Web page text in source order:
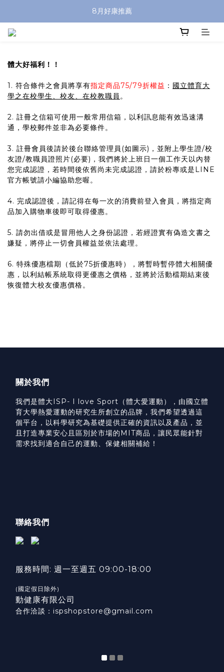
8月好康推薦
體大好福利！！
1. 符合條件之會員將享有指定商品75/79折權益 ： 國立體育大
學之在校學生、校友、在校教職員 。
2. 註冊之信箱可使用一般常用信箱，以利訊息能有效迅速溝
通，學校郵件並非為必要條件。
3. 註冊會員後請於後台聯絡管理員(如圖示)，並附上學生證/校
友證/教職員證照片(必要)，我們將於上班日一個工作天以內替
您完成認證，若時間後依舊尚未完成認證，請於粉專或是LINE
官方帳號請小編協助您喔。
4. 完成認證後，請記得在每一次的消費前登入會員，將指定商
品加入購物車後即可取得優惠。
5. 請勿出借或是冒用他人之身份認證，若經證實有偽造文書之
嫌疑，將停止一切會員權益並依法處理。
6. 特殊優惠檔期（低於75折優惠時），將暫時暫停體大相關優
惠，以利結帳系統取得更優惠之價格，並將於活動檔期結束後
恢復體大校友優惠價格。
關於我們
我們是體大ISP- I love Sport（體大愛運動），由國立體
育大學熱愛運動的研究生所創立的品牌，我們希望透過這
個平台，以科學研究為基礎提供正確的資訊以及產品，並
且打造專業安心且區別於市場的MIT商品，讓民眾能針對
需求找到適合自己的運動、保健相關補給！
聯絡我們
服務時間: 週一至週五 09:00-18:00
(國定假日除外)
動健康有限公司
合作洽談：ispshopstore@gmail.com